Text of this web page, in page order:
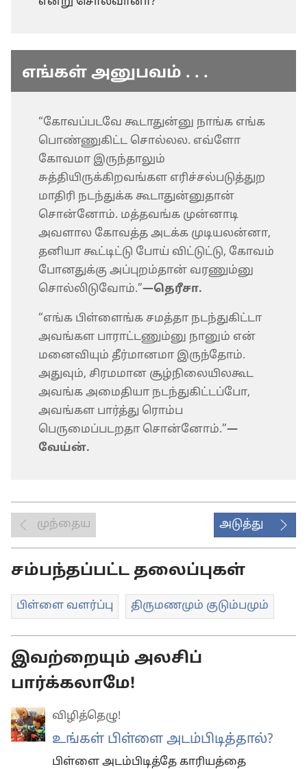
எங்கள் அனுபவம் . . .
“கோவப்படவே கூடாதுன்னு நாங்க எங்க
பொண்ணுகிட்ட சொல்லல. எவ்ளோ
கோவமா இருந்தாலும்
சுத்தியிருக்கிறவங்கள எரிச்சல்படுத்துற
மாதிரி நடந்துக்க கூடாதுன்னுதான்
சொன்னோம். மத்தவங்க முன்னாடி
அவளால கோவத்த அடக்க முடியலன்னா,
தனியா கூட்டிட்டு போய் விட்டுட்டு, கோவம்
போனதுக்கு அப்புறம்தான் வரணும்னு
சொல்லிடுவோம்.”​—தெரீசா.
“எங்க பிள்ளைங்க சமத்தா நடந்துகிட்டா
அவங்கள பாராட்டணும்னு நானும் என்
மனைவியும் தீர்மானமா இருந்தோம்.
அதுவும், சிரமமான சூழ்நிலையிலகூட
அவங்க அமைதியா நடந்துகிட்டப்போ,
அவங்கள பார்த்து ரொம்ப
பெருமைப்படறதா சொன்னோம்.”​—
வேய்ன்.
முந்தைய அடுத்து
சம்பந்தப்பட்ட தலைப்புகள்
பிள்ளை வளர்ப்பு திருமணமும் குடும்பமும்
இவற்றையும் அலசிப்
பார்க்கலாமே!
விழித்தெழு!
உங்கள் பிள்ளை அடம்பிடித்தால்?
பிள்ளை அடம்பிடித்தே காரியத்தை